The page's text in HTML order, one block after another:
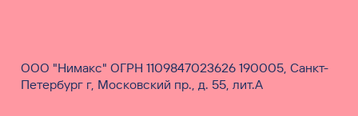
ООО "Нимакс" ОГРН 1109847023626 190005, Санкт-
Петербург г, Московский пр., д. 55, лит.А